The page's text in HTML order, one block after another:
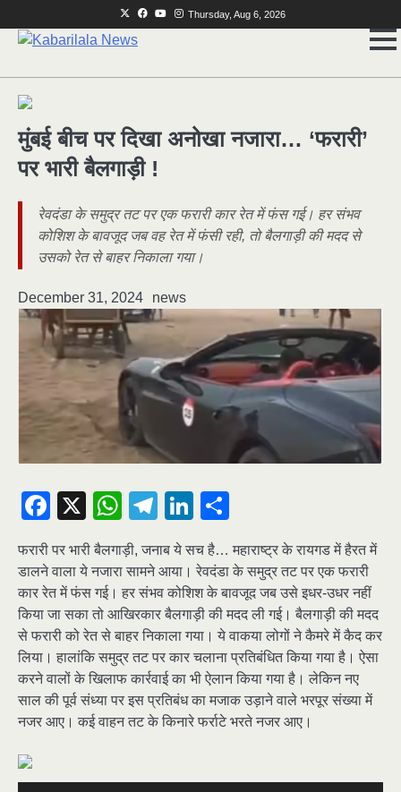
to
TwitterFacebook
YoutubeInstagram
Thursday, Aug 6, 2026
मुंबई बीच पर दिखा अनोखा नजारा… ‘फरारी’
पर भारी बैलगाड़ी !
रेवदंडा के समुद्र तट पर एक फरारी कार रेत में फंस गई। हर संभव
कोशिश के बावजूद जब वह रेत में फंसी रही, तो बैलगाड़ी की मदद से
उसको रेत से बाहर निकाला गया।
December 31, 2024 news
Facebook
X WhatsApp
Telegram
LinkedIn
फरारी पर भारी बैलगाड़ी, जनाब ये सच है… महाराष्ट्र के रायगड में हैरत में
डालने वाला ये नजारा सामने आया। रेवदंडा के समुद्र तट पर एक फरारी
कार रेत में फंस गई। हर संभव कोशिश के बावजूद जब उसे इधर-उधर नहीं
किया जा सका तो आखिरकार बैलगाड़ी की मदद ली गई। बैलगाड़ी की मदद
से फरारी को रेत से बाहर निकाला गया। ये वाकया लोगों ने कैमरे में कैद कर
लिया। हालांकि समुद्र तट पर कार चलाना प्रतिबंधित किया गया है। ऐसा
करने वालों के खिलाफ कार्रवाई का भी ऐलान किया गया है। लेकिन नए
साल की पूर्व संध्या पर इस प्रतिबंध का मजाक उड़ाने वाले भरपूर संख्या में
नजर आए। कई वाहन तट के किनारे फर्राटे भरते नजर आए।